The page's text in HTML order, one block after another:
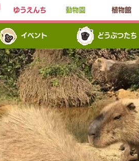
ゆうえんち 動物園 植物館
イベント どうぶつたち